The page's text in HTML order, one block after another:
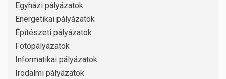
Egyházi pályázatok
Energetikai pályázatok
Építészeti pályázatok
Fotópályázatok
Informatikai pályázatok
Irodalmi pályázatok